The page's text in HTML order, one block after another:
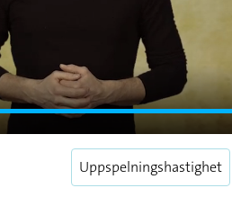
Uppspelningshastighet